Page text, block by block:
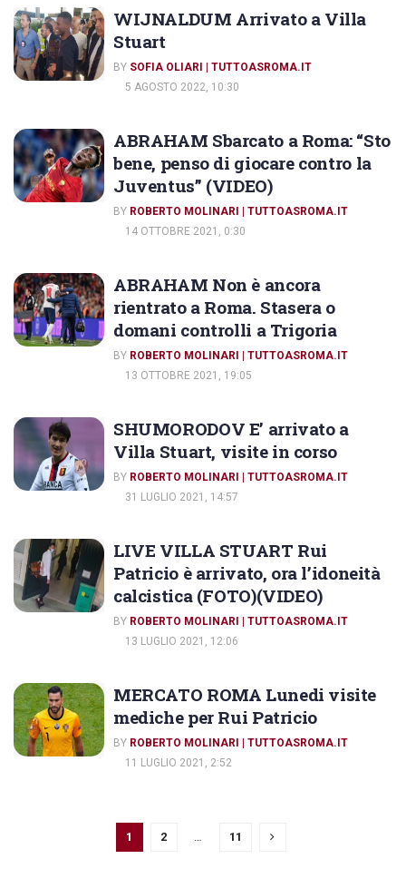
WIJNALDUM Arrivato a Villa
Stuart
BY SOFIA OLIARI | TUTTOASROMA.IT
5 AGOSTO 2022, 10:30
ABRAHAM Sbarcato a Roma: “Sto
bene, penso di giocare contro la
Juventus” (VIDEO)
BY ROBERTO MOLINARI | TUTTOASROMA.IT
14 OTTOBRE 2021, 0:30
ABRAHAM Non è ancora
rientrato a Roma. Stasera o
domani controlli a Trigoria
BY ROBERTO MOLINARI | TUTTOASROMA.IT
13 OTTOBRE 2021, 19:05
SHUMORODOV E’ arrivato a
Villa Stuart, visite in corso
BY ROBERTO MOLINARI | TUTTOASROMA.IT
31 LUGLIO 2021, 14:57
LIVE VILLA STUART Rui
Patricio è arrivato, ora l’idoneità
calcistica (FOTO)(VIDEO)
BY ROBERTO MOLINARI | TUTTOASROMA.IT
13 LUGLIO 2021, 12:06
MERCATO ROMA Lunedi visite
mediche per Rui Patricio
BY ROBERTO MOLINARI | TUTTOASROMA.IT
11 LUGLIO 2021, 2:52
1 2 … 11